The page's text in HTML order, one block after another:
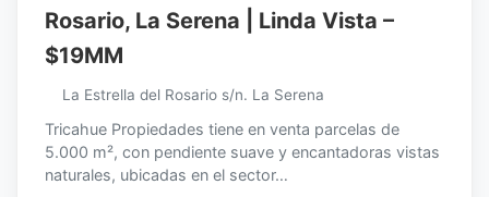
Rosario, La Serena | Linda Vista –
$19MM
La Estrella del Rosario s/n. La Serena
Tricahue Propiedades tiene en venta parcelas de
5.000 m², con pendiente suave y encantadoras vistas
naturales, ubicadas en el sector…